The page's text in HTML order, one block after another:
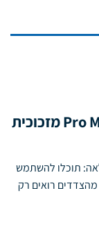
מגן מסך עם פרטיות לאייפון 11 Pro Max מזכוכית
תוכלו להשתמש
מהצדדים רואים רק